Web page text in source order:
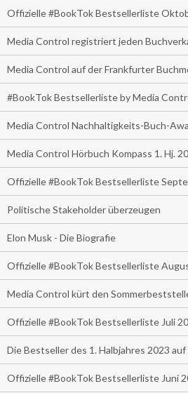
Offizielle #BookTok Bestsellerliste
Media Control registriert jeden
Media Control auf der Frankfurter
#BookTok Bestsellerliste by Media
Media Control Nachhaltigkeits-Buch-
Media Control Hörbuch Kompass 1. Hj.
Offizielle #BookTok Bestsellerliste
Politische Stakeholder überzeugen
Elon Musk - Die Biografie
Offizielle #BookTok Bestsellerliste
Media Control kürt den
Offizielle #BookTok Bestsellerliste Juli
Die Bestseller des 1. Halbjahres 2023
Offizielle #BookTok Bestsellerliste Juni